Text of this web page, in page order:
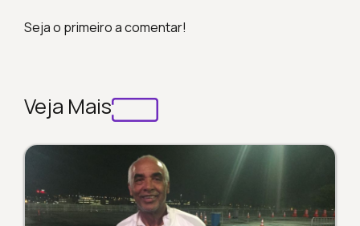
Seja o primeiro a comentar!
Veja Mais